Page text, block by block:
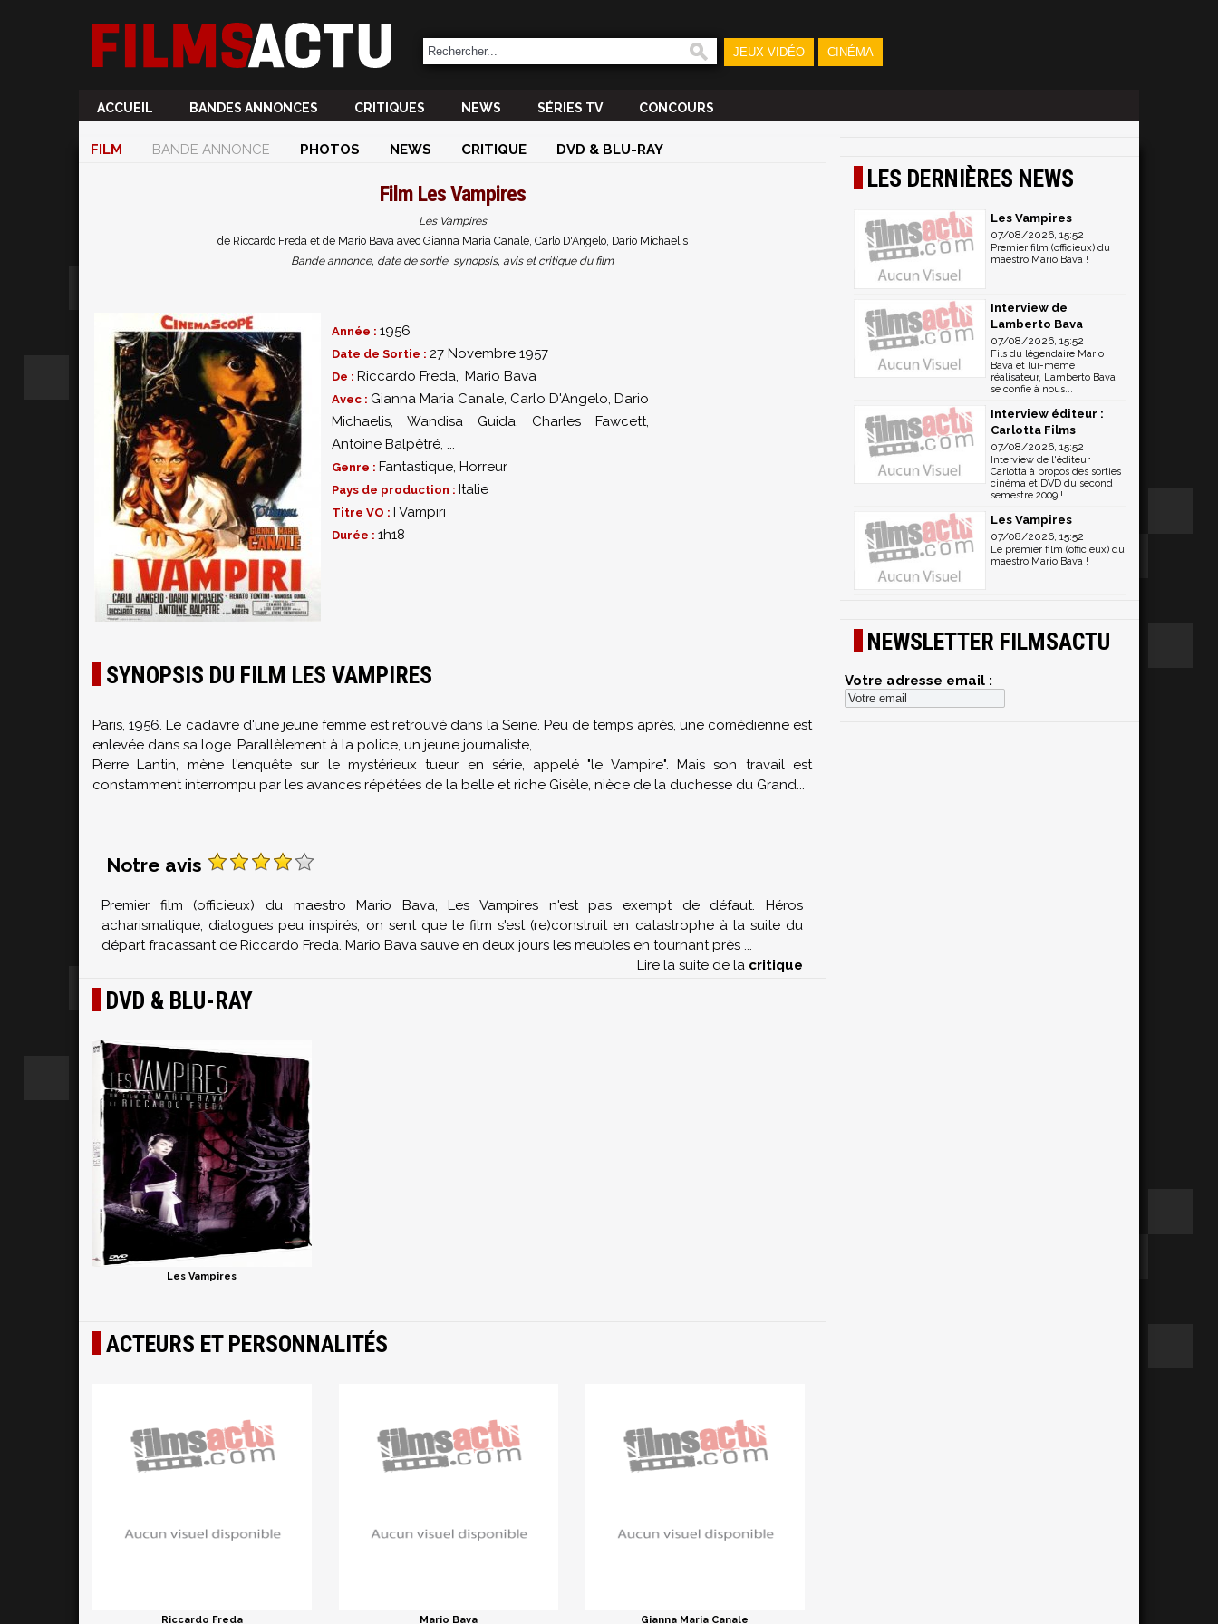
JEUX VIDÉO CINÉMA
ACCUEIL BANDES ANNONCES CRITIQUES NEWS SÉRIES TV CONCOURS
FILM BANDE ANNONCE PHOTOS NEWS CRITIQUE DVD & BLU-RAY
Film Les Vampires
Les Vampires
de Riccardo Freda et de Mario Bava avec Gianna Maria Canale, Carlo D'Angelo, Dario Michaelis
Bande annonce, date de sortie, synopsis, avis et critique du film
Année : 1956
Date de Sortie : 27 Novembre 1957
De : Riccardo Freda, Mario Bava
Avec : Gianna Maria Canale, Carlo D'Angelo, Dario
Michaelis, Wandisa Guida, Charles Fawcett,
Antoine Balpêtré, ...
Genre : Fantastique, Horreur
Pays de production : Italie
Titre VO : I Vampiri
Durée : 1h18
SYNOPSIS DU FILM LES VAMPIRES
Paris, 1956. Le cadavre d'une jeune femme est retrouvé dans la Seine. Peu de temps après, une comédienne est
enlevée dans sa loge. Parallèlement à la police, un jeune journaliste,
Pierre Lantin, mène l'enquête sur le mystérieux tueur en série, appelé "le Vampire". Mais son travail est
constamment interrompu par les avances répétées de la belle et riche Gisèle, nièce de la duchesse du Grand...
Notre avis
Premier film (officieux) du maestro Mario Bava, Les Vampires n'est pas exempt de défaut. Héros
acharismatique, dialogues peu inspirés, on sent que le film s'est (re)construit en catastrophe à la suite du
départ fracassant de Riccardo Freda. Mario Bava sauve en deux jours les meubles en tournant près ...
Lire la suite de la critique
DVD & BLU-RAY
Les Vampires
ACTEURS ET PERSONNALITÉS
Riccardo Freda Mario Bava Gianna Maria Canale
LES DERNIÈRES NEWS
Les Vampires
07/08/2026, 15:52
Premier film (officieux) du
maestro Mario Bava !
Interview de
Lamberto Bava
07/08/2026, 15:52
Fils du légendaire Mario
Bava et lui-même
réalisateur, Lamberto Bava
se confie à nous...
Interview éditeur :
Carlotta Films
07/08/2026, 15:52
Interview de l'éditeur
Carlotta à propos des sorties
cinéma et DVD du second
semestre 2009 !
Les Vampires
07/08/2026, 15:52
Le premier film (officieux) du
maestro Mario Bava !
NEWSLETTER FILMSACTU
Votre adresse email :